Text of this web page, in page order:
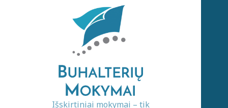
Išskirtiniai mokymai – tik